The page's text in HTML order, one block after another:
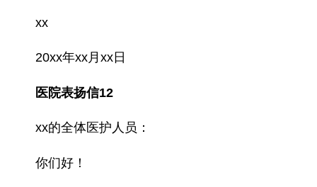
xx
20xx年xx月xx日
医院表扬信12
xx的全体医护人员：
你们好！